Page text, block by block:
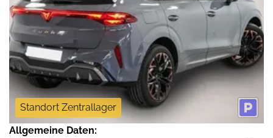
Standort Zentrallager
Allgemeine Daten: